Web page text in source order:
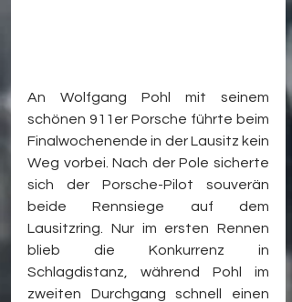
An Wolfgang Pohl mit seinem
schönen 911er Porsche führte beim
Finalwochenende in der Lausitz kein
Weg vorbei. Nach der Pole sicherte
sich der Porsche-Pilot souverän
beide Rennsiege auf dem
Lausitzring. Nur im ersten Rennen
blieb die Konkurrenz in
Schlagdistanz, während Pohl im
zweiten Durchgang schnell einen